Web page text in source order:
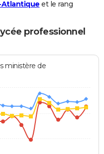
Atlantique et le rang
professionnel
ministère de